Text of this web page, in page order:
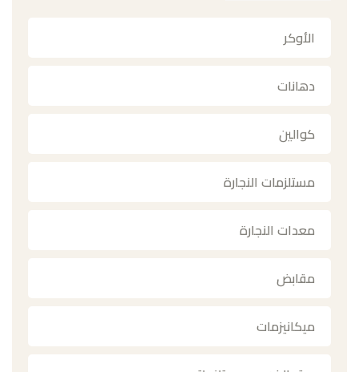
الأوكر
دهانات
كوالين
مستلزمات النجارة
معدات النجارة
مقابض
ميكانيزمات